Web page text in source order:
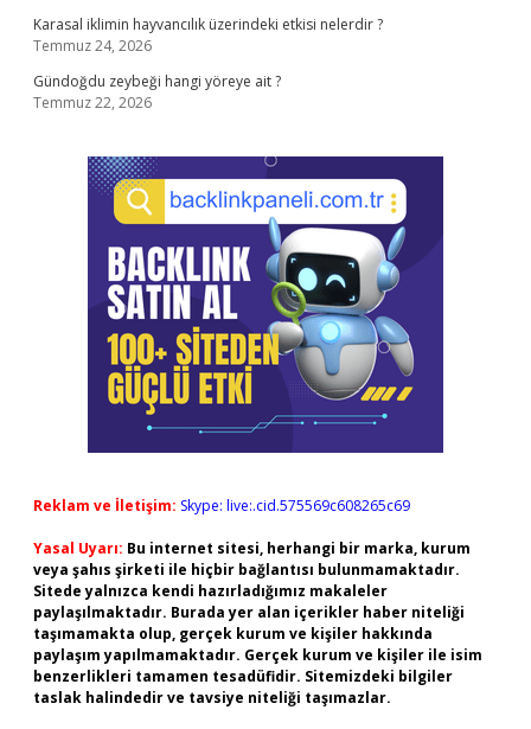
Karasal iklimin hayvancılık üzerindeki etkisi nelerdir ?
Temmuz 24, 2026
Gündoğdu zeybeği hangi yöreye ait ?
Temmuz 22, 2026
Reklam ve İletişim: Skype: live:.cid.575569c608265c69
Yasal Uyarı: Bu internet sitesi, herhangi bir marka, kurum
veya şahıs şirketi ile hiçbir bağlantısı bulunmamaktadır.
Sitede yalnızca kendi hazırladığımız makaleler
paylaşılmaktadır. Burada yer alan içerikler haber niteliği
taşımamakta olup, gerçek kurum ve kişiler hakkında
paylaşım yapılmamaktadır. Gerçek kurum ve kişiler ile isim
benzerlikleri tamamen tesadüfidir. Sitemizdeki bilgiler
taslak halindedir ve tavsiye niteliği taşımazlar.